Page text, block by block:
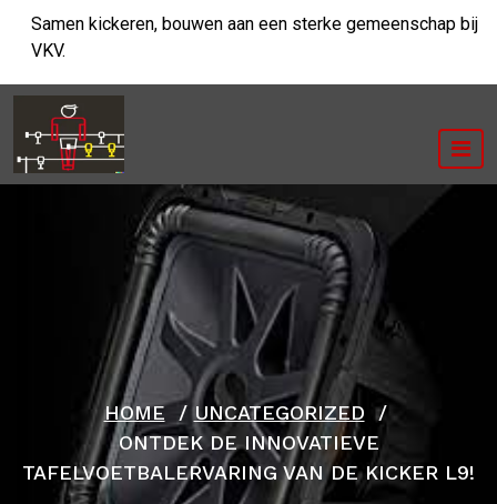
naar
inhoud
Samen kickeren, bouwen aan een sterke gemeenschap bij
VKV.
HOME/ UNCATEGORIZED /
ONTDEK DE INNOVATIEVE
TAFELVOETBALERVARING VAN DE KICKER L9!